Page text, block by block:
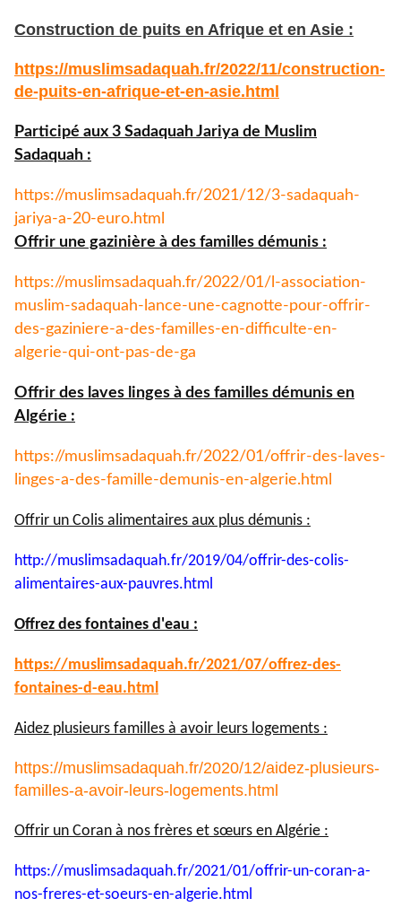
Construction de puits en Afrique et en Asie :
https://muslimsadaquah.fr/2022/11/construction-
de-puits-en-afrique-et-en-asie.html
Participé aux 3 Sadaquah Jariya de Muslim
Sadaquah :
https://muslimsadaquah.fr/2021/12/3-sadaquah-
jariya-a-20-euro.html
Offrir une gazinière à des familles démunis :
https://muslimsadaquah.fr/2022/01/l-association-
muslim-sadaquah-lance-une-cagnotte-pour-offrir-
des-gaziniere-a-des-familles-en-difficulte-en-
algerie-qui-ont-pas-de-ga
Offrir des laves linges à des familles démunis en
Algérie :
https://muslimsadaquah.fr/2022/01/offrir-des-laves-
linges-a-des-famille-demunis-en-algerie.html
Offrir un Colis alimentaires aux plus démunis :
http://muslimsadaquah.fr/2019/04/offrir-des-colis-
alimentaires-aux-pauvres.html
Offrez des fontaines d'eau :
https://muslimsadaquah.fr/2021/07/offrez-des-
fontaines-d-eau.html
Aidez plusieurs familles à avoir leurs logements :
https://muslimsadaquah.fr/2020/12/aidez-plusieurs-
familles-a-avoir-leurs-logements.html
Offrir un Coran à nos frères et sœurs en Algérie :
https://muslimsadaquah.fr/2021/01/offrir-un-coran-a-
nos-freres-et-soeurs-en-algerie.html